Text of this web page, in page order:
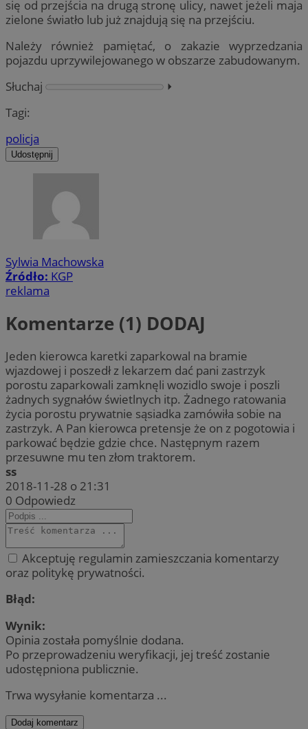
się od przejścia na drugą stronę ulicy, nawet jeżeli maja
zielone światło lub już znajdują się na przejściu.
Należy również pamiętać, o zakazie wyprzedzania
pojazdu uprzywilejowanego w obszarze zabudowanym.
Słuchaj
⏵︎
Tagi:
policja
Udostępnij
Sylwia Machowska
Źródło: KGP
reklama
Komentarze (1) DODAJ
Jeden kierowca karetki zaparkowal na bramie
wjazdowej i poszedł z lekarzem dać pani zastrzyk
porostu zaparkowali zamknęli wozidlo swoje i poszli
żadnych sygnałów świetlnych itp. Żadnego ratowania
życia porostu prywatnie sąsiadka zamówiła sobie na
zastrzyk. A Pan kierowca pretensje że on z pogotowia i
parkować będzie gdzie chce. Następnym razem
przesuwne mu ten złom traktorem.
ss
2018-11-28 o 21:31
0 Odpowiedz
Akceptuję regulamin zamieszczania komentarzy
oraz politykę prywatności.
Błąd:
Wynik:
Opinia została pomyślnie dodana.
Po przeprowadzeniu weryfikacji, jej treść zostanie
udostępniona publicznie.
Trwa wysyłanie komentarza ...
Dodaj komentarz